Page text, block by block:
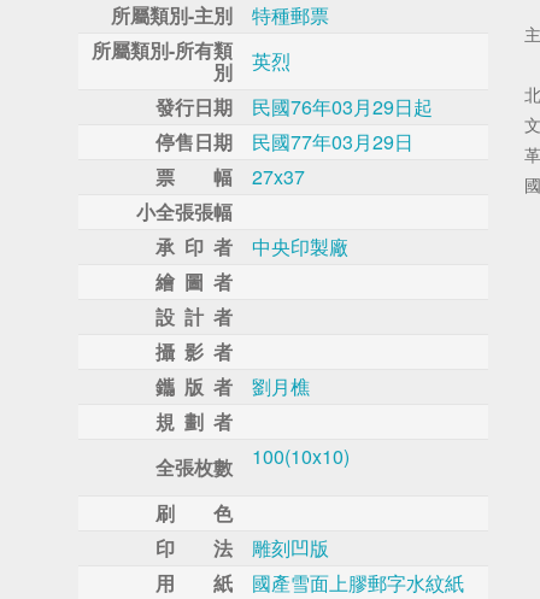
所屬類別-主別
特種郵票
所屬類別-所有類
別
英烈
發行日期
民國76年03月29日起
停售日期
民國77年03月29日
票 幅
27x37
小全張張幅
承 印 者
中央印製廠
繪 圖 者
設 計 者
攝 影 者
鑴 版 者
劉月樵
規 劃 者
全張枚數
100(10x10)
刷 色
印 法
雕刻凹版
用 紙
國產雪面上膠郵字水紋紙